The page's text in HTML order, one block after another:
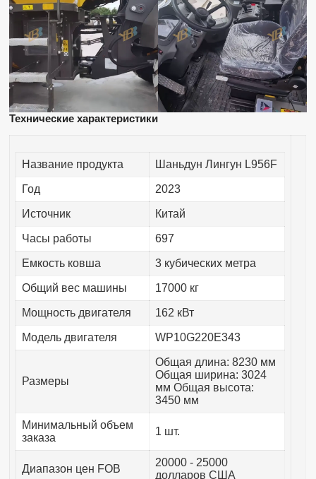
Технические характеристики
Название продукта Шаньдун Лингун L956F
Год 2023
Источник Китай
Часы работы 697
Емкость ковша 3 кубических метра
Общий вес машины 17000 кг
Мощность двигателя 162 кВт
Модель двигателя WP10G220E343
Размеры
Общая длина: 8230 мм
Общая ширина: 3024
мм Общая высота:
3450 мм
Минимальный объем
заказа
1 шт.
Диапазон цен FOB
20000 - 25000
долларов США